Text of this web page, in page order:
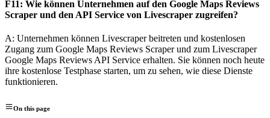
F11: Wie können Unternehmen auf den Google Maps Reviews
Scraper und den API Service von Livescraper zugreifen?
A: Unternehmen können Livescraper beitreten und kostenlosen
Zugang zum Google Maps Reviews Scraper und zum Livescraper
Google Maps Reviews API Service erhalten. Sie können noch heute
ihre kostenlose Testphase starten, um zu sehen, wie diese Dienste
funktionieren.
On this page